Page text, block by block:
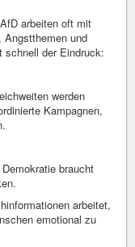
arbeiten oft mit
Angstthemen und
schnell der Eindruck:
werden
Kampagnen,
braucht
arbeitet,
emotional zu